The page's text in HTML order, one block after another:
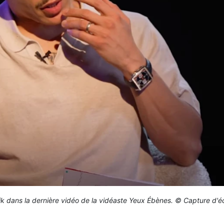
dans la dernière vidéo de la vidéaste Yeux Ébènes. © Capture